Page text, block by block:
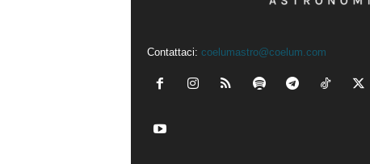
Contattaci: coelumastro@coelum.com